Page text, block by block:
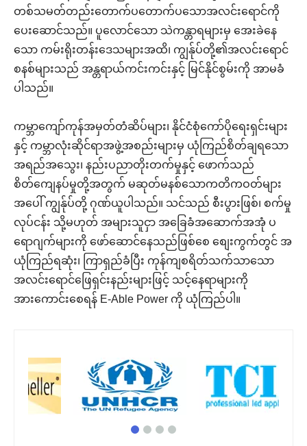
တစ်သမတ်တည်းတောက်ပတောက်ပသောအလင်းရောင်ကို
ပေးဆောင်သည်။ ပူလောင်သော သဲကန္တာရများမှ အေးခဲနေ
သော ကမ်းရိုးတန်းဒေသများအထိ၊ ကျွန်ုပ်တို့၏အလင်းရောင်
စနစ်များသည် အန္တရာယ်ကင်းကင်းနှင့် မြင်နိုင်စွမ်းကို အာမခံ
ပါသည်။
ကမ္ဘာကျော်ကုန်အမှတ်တံဆိပ်များ၊ နိုင်ငံစုံကော်ပိုရေးရှင်းများ
နှင့် ကမ္ဘာလုံးဆိုင်ရာအဖွဲ့အစည်းများမှ ယုံကြည်စိတ်ချရသော
အရည်အသွေး၊ နည်းပညာတိုးတက်မှုနှင့် ဖောက်သည်
စိတ်ကျေနပ်မှုတို့အတွက် မဆုတ်မနစ်သောကတိကဝတ်များ
အပေါ် ကျွန်ုပ်တို့ ဂုဏ်ယူပါသည်။ သင်သည် စီးပွားဖြစ်၊ စက်မှု
လုပ်ငန်း သို့မဟုတ် အများသူငှာ အခြေခံအဆောက်အအုံ ပ
ရောဂျက်များကို ဖော်ဆောင်နေသည်ဖြစ်စေ စျေးကွက်တွင် အ
ယုံကြည်ရဆုံး၊ ကြာရှည်ခံပြီး ကုန်ကျစရိတ်သက်သာသော
အလင်းရောင်ဖြေရှင်းနည်းများဖြင့် သင့်နေရာများကို
အားကောင်းစေရန် E-Able Power ကို ယုံကြည်ပါ။